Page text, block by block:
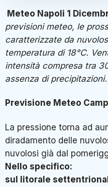
Meteo Napoli 1
previsioni meteo, le
caratterizzate da
temperatura di 18°C.
intensità compresa tra
assenza di precipitazioni.
Previsione Meteo
La pressione torna ad
diradamento delle
nuvolosi già dal
Nello specifico:
sul litorale